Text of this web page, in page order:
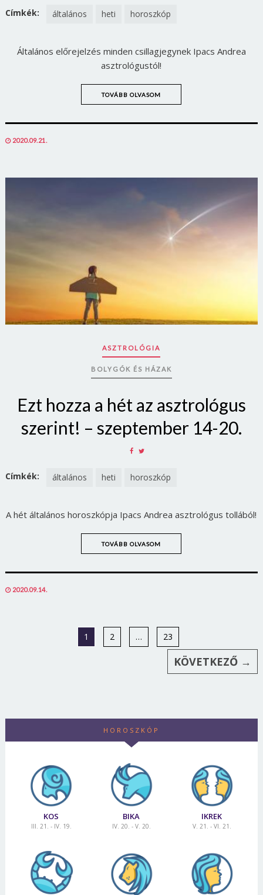
FACEBOOK
TWITTER
Címkék: általános heti horoszkóp
Általános előrejelzés minden csillagjegynek Ipacs Andrea
asztrológustól!
TOVÁBB OLVASOM
POSTED
2020.09.21.
ASZTROLÓGIA
BOLYGÓK ÉS HÁZAK
Ezt hozza a hét az asztrológus
szerint! – szeptember 14-20.
SHARE
FACEBOOK
TWITTER
Címkék: általános heti horoszkóp
A hét általános horoszkópja Ipacs Andrea asztrológus tollából!
TOVÁBB OLVASOM
POSTED
2020.09.14.
1 2 … 23
KÖVETKEZŐ →
HOROSZKÓP
KOS
III. 21. - IV. 19.
BIKA
IV. 20. - V. 20.
IKREK
V. 21. - VI. 21.
Jelszó
Bejelentkezés